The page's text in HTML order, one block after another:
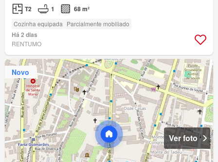
T2 1 68 m²
Cozinha equipada Parcialmente mobiliado
Há 2 dias
RENTUMO
Novo
Ver foto